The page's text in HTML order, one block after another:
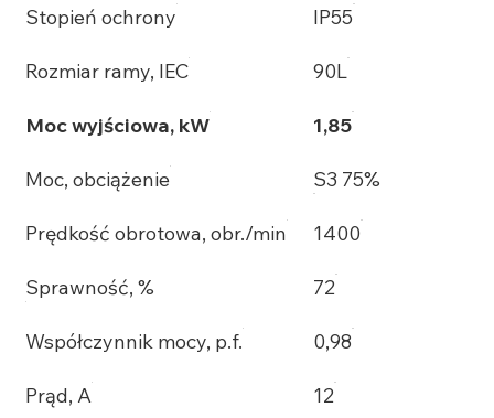
Stopień ochrony IP55
Rozmiar ramy, IEC 90L
Moc wyjściowa, kW 1,85
Moc, obciążenie S3 75%
Prędkość obrotowa, obr./min 1400
Sprawność, % 72
Współczynnik mocy, p.f. 0,98
Prąd, A 12